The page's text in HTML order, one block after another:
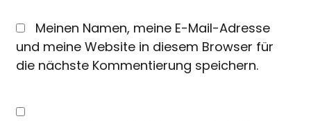
Meinen Namen, meine E-Mail-Adresse
und meine Website in diesem Browser für
die nächste Kommentierung speichern.